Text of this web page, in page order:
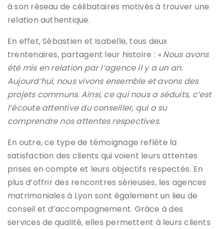
à son réseau de célibataires motivés à trouver une
relation authentique.
En effet, Sébastien et Isabelle, tous deux
trentenaires, partagent leur histoire : « Nous avons
été mis en relation par l’agence il y a un an.
Aujourd’hui, nous vivons ensemble et avons des
projets communs. Ainsi, ce qui nous a séduits, c’est
l’écoute attentive du conseiller, qui a su
comprendre nos attentes respectives.
En outre, ce type de témoignage reflète la
satisfaction des clients qui voient leurs attentes
prises en compte et leurs objectifs respectés. En
plus d’offrir des rencontres sérieuses, les agences
matrimoniales à Lyon sont également un lieu de
conseil et d’accompagnement. Grâce à des
services de qualité, elles permettent à leurs clients